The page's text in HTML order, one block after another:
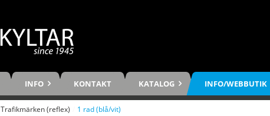
INFO KONTAKT KATALOG INFO/WEBBUTIK
Trafikmärken (reflex) 1 rad (blå/vit)